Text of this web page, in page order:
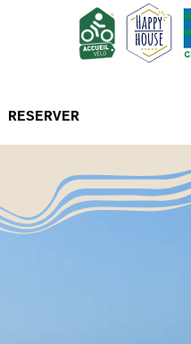
RESERVER